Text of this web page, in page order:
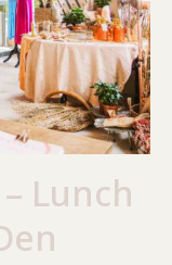
– Lunch